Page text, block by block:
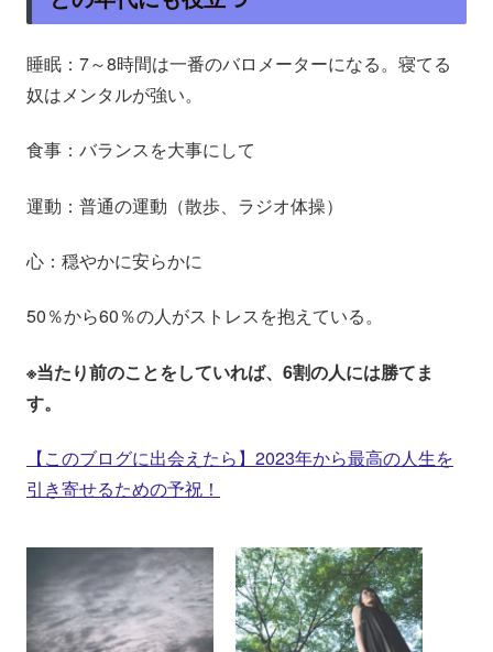
睡眠：7～8時間は一番のバロメーターになる。寝てる
奴はメンタルが強い。
食事：バランスを大事にして
運動：普通の運動（散歩、ラジオ体操）
心：穏やかに安らかに
50％から60％の人がストレスを抱えている。
※当たり前のことをしていれば、6割の人には勝てま
す。
【このブログに出会えたら】2023年から最高の人生を
引き寄せるための予祝！